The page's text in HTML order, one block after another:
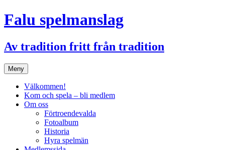
Hoppa
till
Falu spelmanslag
Av tradition fritt från tradition
Meny
Välkommen!
Kom och spela – bli medlem
Om oss
Förtroendevalda
Fotoalbum
Historia
Hyra spelmän